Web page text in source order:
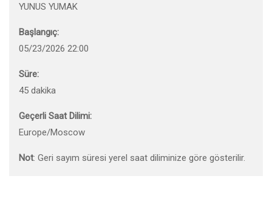
YUNUS YUMAK
Başlangıç:
05/23/2026 22:00
Süre:
45 dakika
Geçerli Saat Dilimi:
Europe/Moscow
Not: Geri sayım süresi yerel saat diliminize göre gösterilir.